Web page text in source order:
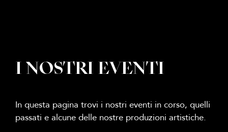
I NOSTRI EVENTI
In questa pagina trovi i nostri eventi in corso, quelli
passati e alcune delle nostre produzioni artistiche.